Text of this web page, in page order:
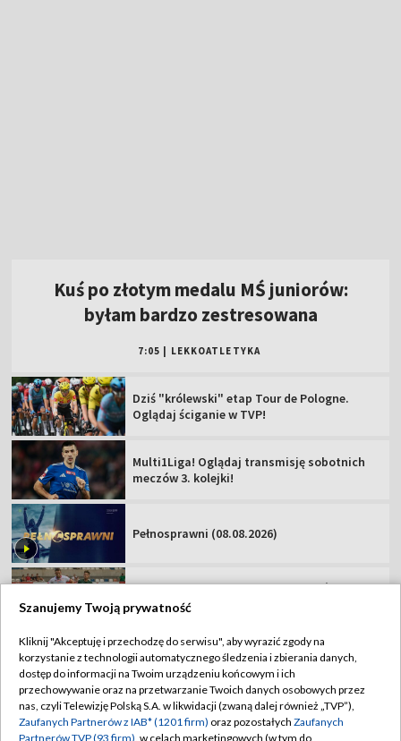
Multi1Liga! Oglądaj transmisję sobotnich
meczów 3. kolejki!
Zawisza Bydgoszcz – Resovia [NA ŻYWO].
Podhale Nowy Targ – Hutnik Kraków [NA
TVP
Abonament TVP
Sklep TVP
Regulamin TVP
Polityka prywatności
Szanujemy Twoją prywatność
Kliknij "Akceptuję i przechodzę do serwisu", aby wyrazić zgody na
korzystanie z technologii automatycznego śledzenia i zbierania danych,
dostęp do informacji na Twoim urządzeniu końcowym i ich
przechowywanie oraz na przetwarzanie Twoich danych osobowych przez
nas, czyli Telewizję Polską S.A. w likwidacji (zwaną dalej również „TVP”),
Zaufanych Partnerów z IAB* (1201 firm) oraz pozostałych Zaufanych
Partnerów TVP (93 firm), w celach marketingowych (w tym do